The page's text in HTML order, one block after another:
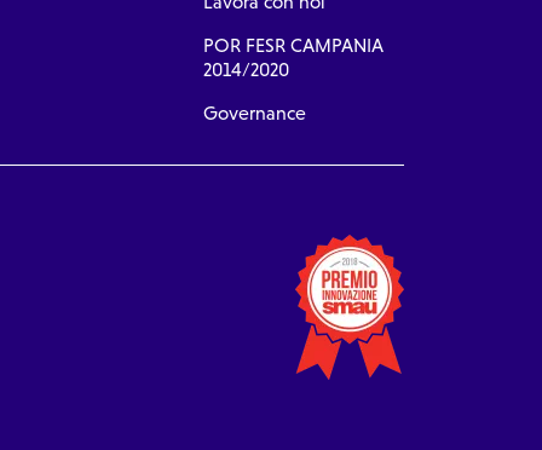
POR FESR CAMPANIA
2014/2020
Governance